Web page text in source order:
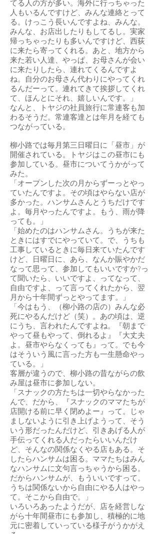
てる人の方が多い。海外に行っちゃった
人もいるんですけど、みんな連絡とって
る。けっこう長いんですよね、みんな。
みんな、お店出したりもしてるし。実家
帰っちゃったりも多いんですけど、西荻
に来たら寄ってくれる。あと、地方から
来た若い人達、やっぱ、お母さんが会い
に来たりしたら、連れてくるんですよ
ね。自分のお母さん代わりにやってくれ
るんだーって。連れてきて挨拶してくれ
て、ほんとにそれ、嬉しいんです。」
なんと、トヤジの社員旅行に常連客も加
わるそうだ。常連客達とは年月を経ても
つながっている。
柳小路では毎月第三日曜日に「昼市」が
開催されている。トヤジはこの昼市にも
参加している。昼市についてうかがって
みた。
「オープンした次の月からずーっとやっ
ていたんですよ。その頃はやらない店が
多かった。ハンサムさんとうちだけです
よ。毎月やったんですよ。もう、雨が降
っても。」
「始めたのはハンサムさん。うちが来た
ときにはすでにやっていて。で、うちも
工事しているときに毎日来ていたんです
けど、日曜日に、あら、なんか賑やかだ
なって思って、参加してもいいですか?っ
て聞いたら、いいですよ、ってなって、
自由ですよ、って言ってくれたから、翌
月から十年間ずっとやってます。」
「今はもう、（柳小路の店の）みんな必
死にやるんだけど（笑）。あの頃は、逆
にうち、言われたんですよね。『朝まで
やって昼もやって、倒れるよ』『大丈夫
よ。昼市やらなくっても』って。でも今
はそういう風に言った方も一生懸命やっ
ている。」
客層が違うので、柳小路の昔ながらの飲
み屋は昼市に参加しない。
「スナックの方たちは一切やらなかった
んで、だから、『スナックのママたちが
店開ける前に早く閉めよー』って。じゃ
ましないように引き上げようって、そう
いう形だったんだけど、引きあげる人が
手伝ってくれる人だったらいいんだけ
ど、そんなの関係なくやる店もある。そ
したらハンサムは困る。ママたちはみん
なハンサムに文句言っちゃうから困る。
だからハンサムが、もういいですって。
うちは関係ないから自由にやる人はやっ
て。そこから自由で。」
いろいろあったようだが、店を経営しな
がら十年間昼市にも参加し、積極的に地
元に密着していっている様子がうかがえ